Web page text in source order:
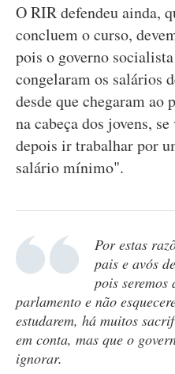
O RIR defendeu ainda,
concluem o curso,
pois o governo
congelaram os salários
desde que chegaram ao
na cabeça dos jovens,
depois ir trabalhar por
salário mínimo".
Por estas
pais e avós
pois seremos
parlamento e não
estudarem, há muitos
em conta, mas que o
ignorar.